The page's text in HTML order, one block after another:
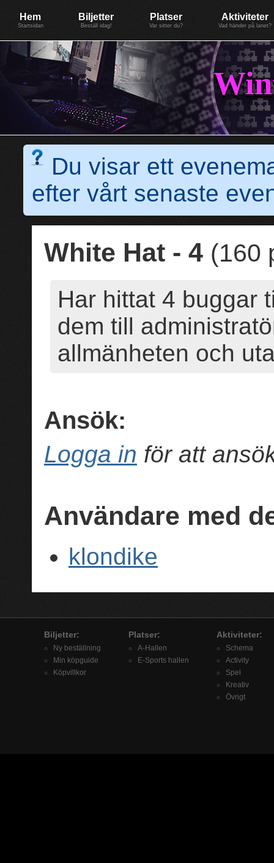
Hem
Startsidan
Biljetter
Beställ idag!
Platser
Var sitter du?
Aktiviteter
Vad händer på lanet?
Du visar ett
efter vårt senaste
White Hat - 4 (160
Har hittat 4 buggar
dem till
allmänheten och
Ansök:
Logga in för att
Användare med
klondike
Biljetter:
Ny beställning
Min köpguide
Köpvillkor
Platser:
A-Hallen
E-Sports hallen
Aktiviteter:
Schema
Activity
Spel
Kreativ
Övrigt